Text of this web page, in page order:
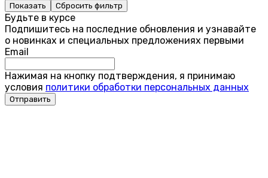
Показать Сбросить фильтр
Будьте в курсе
Подпишитесь на последние обновления и узнавайте
о новинках и специальных предложениях первыми
Email
Нажимая на кнопку подтверждения, я принимаю
условия политики обработки персональных данных